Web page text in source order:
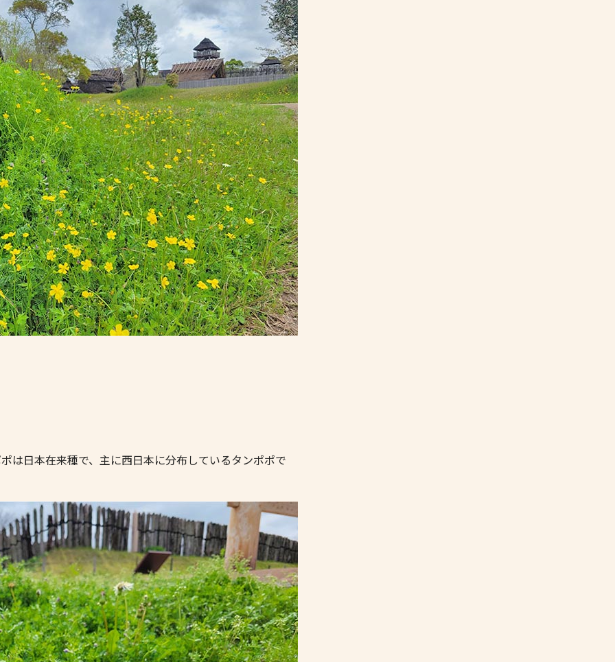
は日本在来種で、主に西日本に分布しているタンポポで